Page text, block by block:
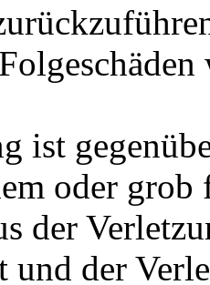
ist
oder grob
der
und der